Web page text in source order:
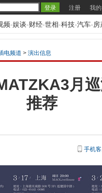
注册 我
频-娱谈-财经-世相-科技-汽车-房
电频道 > 演出信息
月
推荐
手机